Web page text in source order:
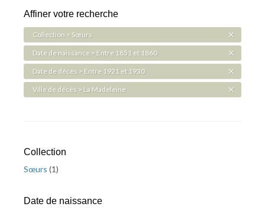
Affiner votre recherche
Collection > Sœurs
Date de naissance > Entre 1851 et 1860
Date de décès > Entre 1921 et 1930
Ville de décès > La Madeleine
Collection
Sœurs (1)
Date de naissance